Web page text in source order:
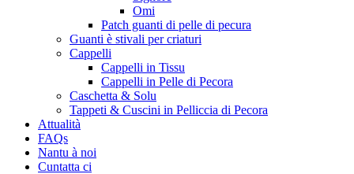
Omi
Patch guanti di pelle di pecura
Guanti è stivali per criaturi
Cappelli
Cappelli in Tissu
Cappelli in Pelle di Pecora
Caschetta & Solu
Tappeti & Cuscini in Pelliccia di Pecora
Attualità
FAQs
Nantu à noi
Cuntatta ci